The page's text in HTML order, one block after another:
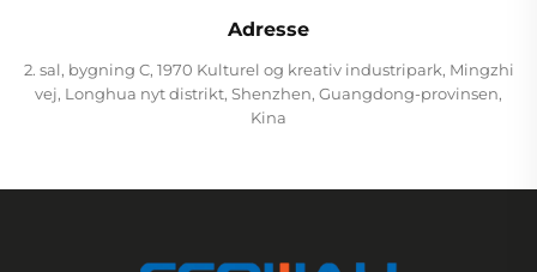
Adresse
2. sal, bygning C, 1970 Kulturel og kreativ industripark, Mingzhi
vej, Longhua nyt distrikt, Shenzhen, Guangdong-provinsen,
Kina